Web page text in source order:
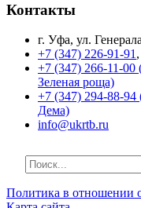
Контакты
г. Уфа, ул.
+7 (347) 226-91-91 ,
+7 (347) 266-11-
Зеленая роща)
+7 (347) 294-88-
Дема)
info@ukrtb.ru
Политика в отношении